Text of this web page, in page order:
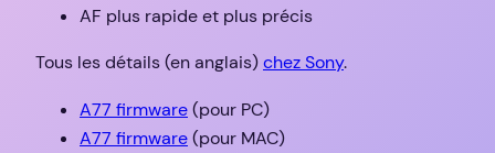
AF plus rapide et plus précis
Tous les détails (en anglais)chez Sony.
A77 firmware(pour PC)
A77 firmware(pour MAC)